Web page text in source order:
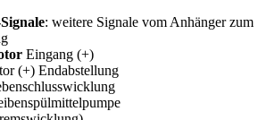
: weitere Signale vom Anhänger zum
Eingang (+)
(+) Endabstellung